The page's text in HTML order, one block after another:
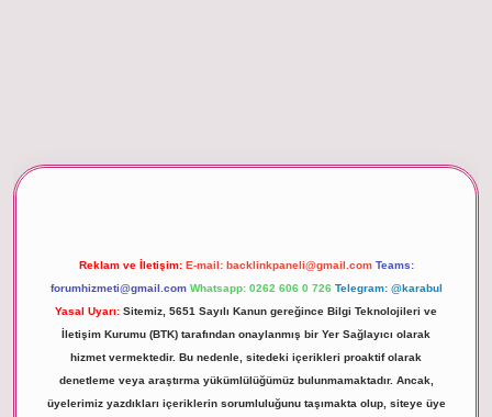
Reklam ve İletişim: E-mail: backlinkpaneli@gmail.com Teams:
forumhizmeti@gmail.com Whatsapp: 0262 606 0 726 Telegram: @karabul
Yasal Uyarı: Sitemiz, 5651 Sayılı Kanun gereğince Bilgi Teknolojileri ve
İletişim Kurumu (BTK) tarafından onaylanmış bir Yer Sağlayıcı olarak
hizmet vermektedir. Bu nedenle, sitedeki içerikleri proaktif olarak
denetleme veya araştırma yükümlülüğümüz bulunmamaktadır. Ancak,
üyelerimiz yazdıkları içeriklerin sorumluluğunu taşımakta olup, siteye üye